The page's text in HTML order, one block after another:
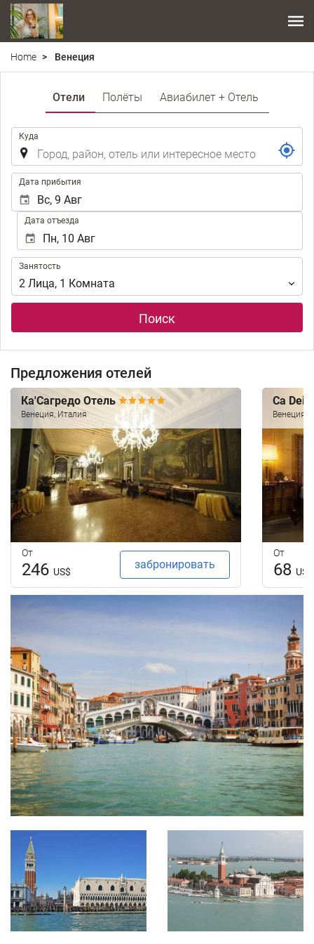
Home Венеция
Отели Полёты Авиабилет + Отель
Куда
Дата прибытия
Дата отъезда
Занятость
Занятость
2 Лица, 1 Комната
Поиск
Предложения отелей
Ка'Сагредо Отель
Венеция, Италия
От
246 US$
забронировать
Ca Dei
Венеция,
От
68 US$